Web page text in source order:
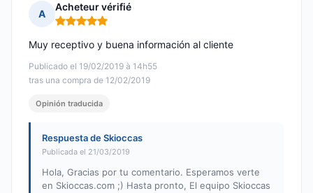
A
Acheteur vérifié
Nota: 5 de 5
Publicado el 19/02/2019 à 14h55
tras una compra de 12/02/2019
Muy receptivo y buena información al cliente
Opinión traducida
Respuesta de Skioccas
Publicada el 21/03/2019
Hola, Gracias por tu comentario. Esperamos verte
en Skioccas.com ;) Hasta pronto, El equipo Skioccas